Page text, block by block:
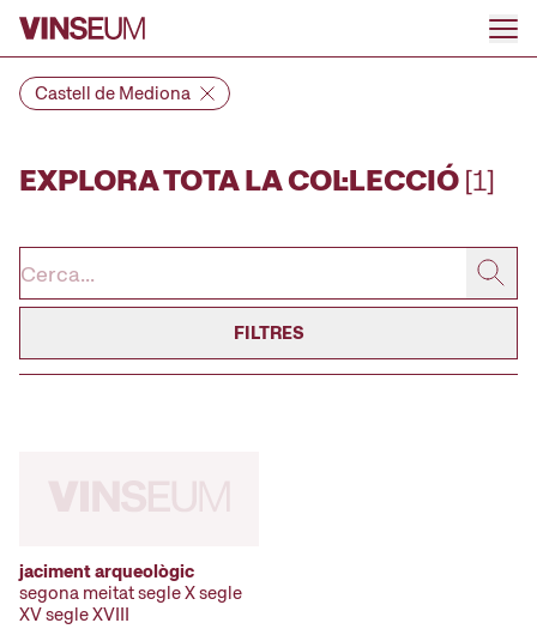
Anar al contingut
Castell de Mediona
EXPLORA TOTA LA COL·LECCIÓ[1]
FILTRES
jaciment arqueològic
segona meitat segle X segle
XV segle XVIII